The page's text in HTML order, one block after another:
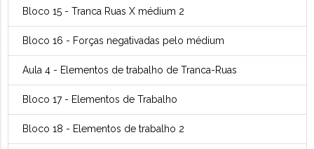
Bloco 15 - Tranca Ruas X médium 2
Bloco 16 - Forças negativadas pelo médium
Aula 4 - Elementos de trabalho de Tranca-Ruas
Bloco 17 - Elementos de Trabalho
Bloco 18 - Elementos de trabalho 2